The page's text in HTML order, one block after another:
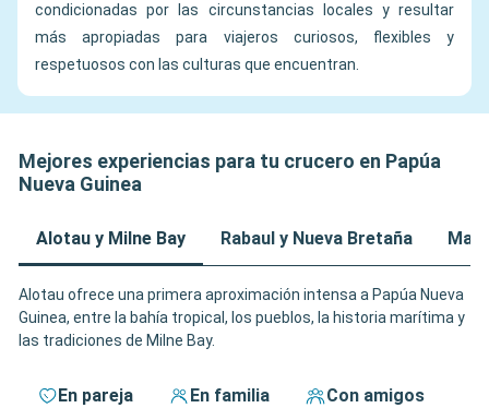
condicionadas por las circunstancias locales y resultar
más apropiadas para viajeros curiosos, flexibles y
respetuosos con las culturas que encuentran.
Mejores experiencias para tu crucero en Papúa
Nueva Guinea
Alotau y Milne Bay Rabaul y Nueva Bretaña
Alotau ofrece una primera aproximación intensa a Papúa Nueva
Guinea, entre la bahía tropical, los pueblos, la historia marítima y
las tradiciones de Milne Bay.
En pareja En familia Con amigos